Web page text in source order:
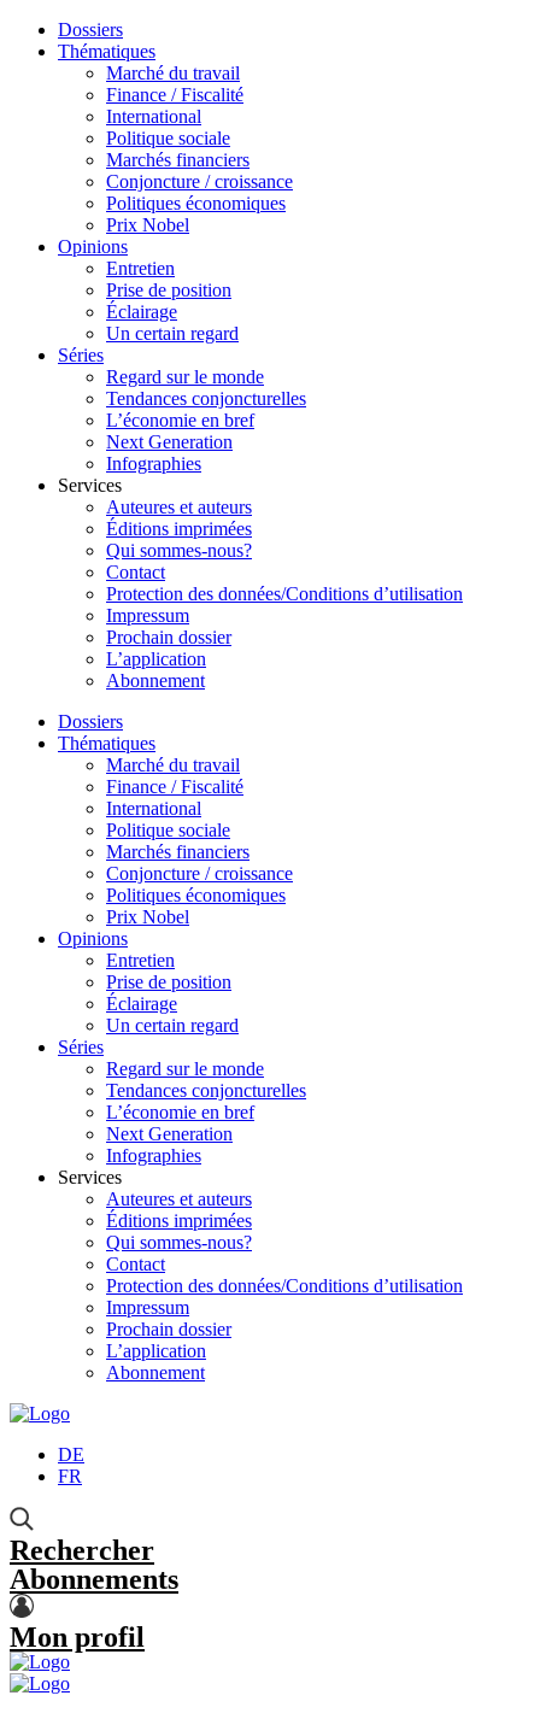
Dossiers
Thématiques
Marché du travail
Finance / Fiscalité
International
Politique sociale
Marchés financiers
Conjoncture / croissance
Politiques économiques
Prix Nobel
Opinions
Entretien
Prise de position
Éclairage
Un certain regard
Séries
Regard sur le monde
Tendances conjoncturelles
L’économie en bref
Next Generation
Infographies
Services
Auteures et auteurs
Éditions imprimées
Qui sommes-nous?
Contact
Protection des données/Conditions d’utilisation
Impressum
Prochain dossier
L’application
Abonnement
Dossiers
Thématiques
Marché du travail
Finance / Fiscalité
International
Politique sociale
Marchés financiers
Conjoncture / croissance
Politiques économiques
Prix Nobel
Opinions
Entretien
Prise de position
Éclairage
Un certain regard
Séries
Regard sur le monde
Tendances conjoncturelles
L’économie en bref
Next Generation
Infographies
Services
Auteures et auteurs
Éditions imprimées
Qui sommes-nous?
Contact
Protection des données/Conditions d’utilisation
Impressum
Prochain dossier
L’application
Abonnement
DE
FR
Rechercher
Abonnements
Mon profil